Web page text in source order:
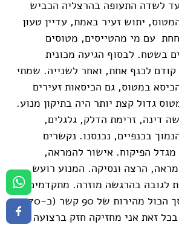
לשדה התעופה בהרצליה הכביש
יתוש זעיר באמת, עדיין טעון
עם מי מהטייסים, מטוסים
בשטח. לבסוף הגיעה מכונית
לכנף אחת, ואחר לשנייה. שמתי
במטוס, גם הכיסאות זעירים
גדול קצת יותר היה בתיקון מנוע.
דינה, זרימת הדלק, גלגלים,
בכנפיים, נכנסנו. נקשרים
הפיקוח. אישור להמראה,
הרצה ונסיקה. המנוע רועש
לגובה בהרגשה מוזרה. מתקדמים
ולא מתקדמים, בסך הכול מהירות של 90 קשר (כ-170
זאת אני מחזיקה חזק ברצועה